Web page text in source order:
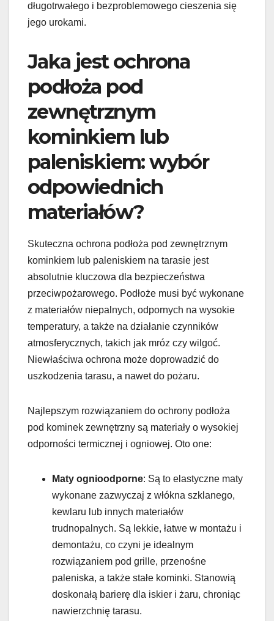
długotrwałego i bezproblemowego cieszenia się
jego urokami.
Jaka jest ochrona
podłoża pod
zewnętrznym
kominkiem lub
paleniskiem: wybór
odpowiednich
materiałów?
Skuteczna ochrona podłoża pod zewnętrznym
kominkiem lub paleniskiem na tarasie jest
absolutnie kluczowa dla bezpieczeństwa
przeciwpożarowego. Podłoże musi być wykonane
z materiałów niepalnych, odpornych na wysokie
temperatury, a także na działanie czynników
atmosferycznych, takich jak mróz czy wilgoć.
Niewłaściwa ochrona może doprowadzić do
uszkodzenia tarasu, a nawet do pożaru.
Najlepszym rozwiązaniem do ochrony podłoża
pod kominek zewnętrzny są materiały o wysokiej
odporności termicznej i ogniowej. Oto one:
Maty ognioodporne: Są to elastyczne maty
wykonane zazwyczaj z włókna szklanego,
kewlaru lub innych materiałów
trudnopalnych. Są lekkie, łatwe w montażu i
demontażu, co czyni je idealnym
rozwiązaniem pod grille, przenośne
paleniska, a także stałe kominki. Stanowią
doskonałą barierę dla iskier i żaru, chroniąc
nawierzchnię tarasu.